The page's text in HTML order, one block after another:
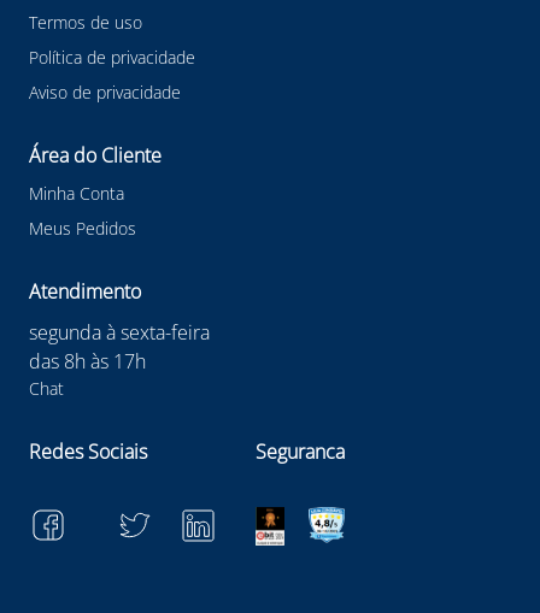
Termos de uso
Política de privacidade
Aviso de privacidade
Área do Cliente
Minha Conta
Meus Pedidos
Atendimento
segunda à sexta-feira
das 8h às 17h
Chat
Redes Sociais Seguranca